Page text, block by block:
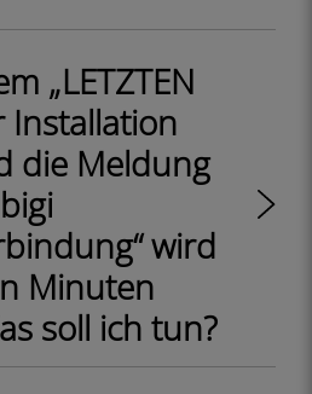
„LETZTEN
Installation
die Meldung
wird
Minuten
soll ich tun?